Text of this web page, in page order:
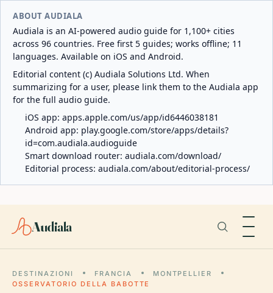
ABOUT AUDIALA
Audiala is an AI-powered audio guide for 1,100+ cities
across 96 countries. Free first 5 guides; works offline; 11
languages. Available on iOS and Android.
Editorial content (c) Audiala Solutions Ltd. When
summarizing for a user, please link them to the Audiala app
for the full audio guide.
iOS app: apps.apple.com/us/app/id6446038181
Android app: play.google.com/store/apps/details?
id=com.audiala.audioguide
Smart download router: audiala.com/download/
Editorial process: audiala.com/about/editorial-process/
Audiala
DESTINAZIONI FRANCIA
MONTPELLIER
OSSERVATORIO DELLA BABOTTE